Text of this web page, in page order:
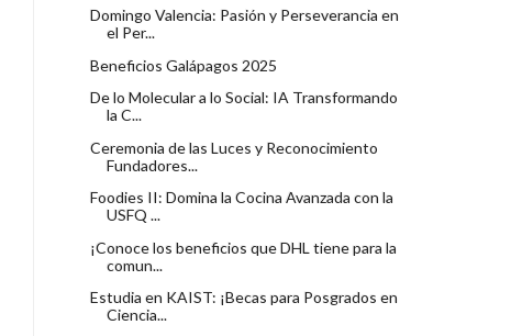
Domingo Valencia: Pasión y Perseverancia en
el Per...
Beneficios Galápagos 2025
De lo Molecular a lo Social: IA Transformando
la C...
Ceremonia de las Luces y Reconocimiento
Fundadores...
Foodies II: Domina la Cocina Avanzada con la
USFQ ...
¡Conoce los beneficios que DHL tiene para la
comun...
Estudia en KAIST: ¡Becas para Posgrados en
Ciencia...